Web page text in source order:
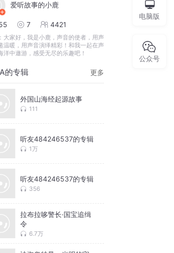
爱听故事的小鹿
7 4421
大家好，我是小鹿，声音的使者，用声
温暖，用声音演绎精彩！和我一起在声
洋中遨游，感受无尽的乐趣吧！
的专辑 更多
外国山海经起源故事
111
听友484246537的专辑
1万
听友484246537的专辑
356
拉布拉哆警长·国宝追缉
令
6.7万
电脑版
公众号